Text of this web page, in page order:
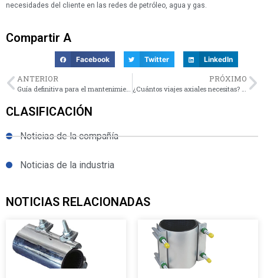
necesidades del cliente en las redes de petróleo, agua y gas.
Compartir A
Facebook Twitter LinkedIn
ANTERIOR
Guía definitiva para el mantenimiento de bridas: Beat Rust & Corrosión
PRÓXIMO
¿Cuántos viajes axiales necesitas? Expansión y Fundamentos de la contracción
CLASIFICACIÓN
Noticias de la compañía
Noticias de la industria
NOTICIAS RELACIONADAS